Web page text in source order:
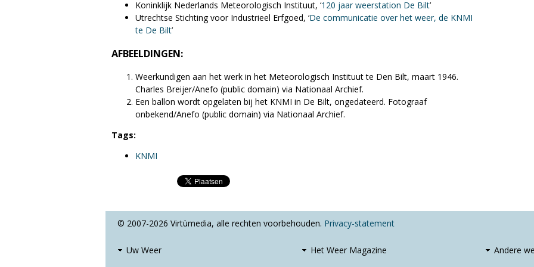
Koninklijk Nederlands Meteorologisch Instituut, ‘120 jaar weerstation De Bilt’
Utrechtse Stichting voor Industrieel Erfgoed, ‘De communicatie over het weer, de KNMI
te De Bilt’
AFBEELDINGEN:
Weerkundigen aan het werk in het Meteorologisch Instituut te Den Bilt, maart 1946.
Charles Breijer/Anefo (public domain) via Nationaal Archief.
Een ballon wordt opgelaten bij het KNMI in De Bilt, ongedateerd. Fotograaf
onbekend/Anefo (public domain) via Nationaal Archief.
Tags:
KNMI
© 2007-2026 Virtùmedia, alle rechten voorbehouden. Privacy-statement
Uw Weer
Het Weer Magazine
Andere